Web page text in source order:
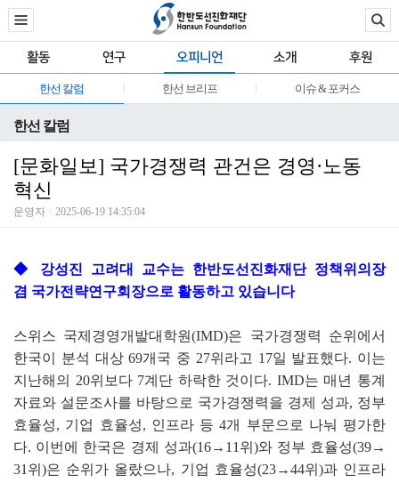
활동 연구 오피니언 소개 후원
한선 칼럼 한선 브리프 이슈 & 포커스
한선 칼럼
[문화일보] 국가경쟁력 관건은 경영·노동
혁신
운영자 2025-06-19 14:35:04
◆ 강성진 고려대 교수는 한반도선진화재단 정책위의장
겸 국가전략연구회장으로 활동하고 있습니다
스위스 국제경영개발대학원(IMD)은 국가경쟁력 순위에서
한국이 분석 대상69개국 중 27위라고 17일 발표했다. 이는
지난해의 20위보다 7계단 하락한 것이다. IMD는 매년 통계
자료와 설문조사를 바탕으로 국가경쟁력을 경제 성과, 정부
효율성, 기업 효율성, 인프라 등4개 부문으로 나눠 평가한
다. 이번에 한국은 경제 성과(16→ 11 위 )와 정부 효율성(39→
31 위 )은 순위가 올랐으나, 기업 효율성(23→44위 )과 인프라